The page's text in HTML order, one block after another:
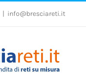
| info@bresciareti.it